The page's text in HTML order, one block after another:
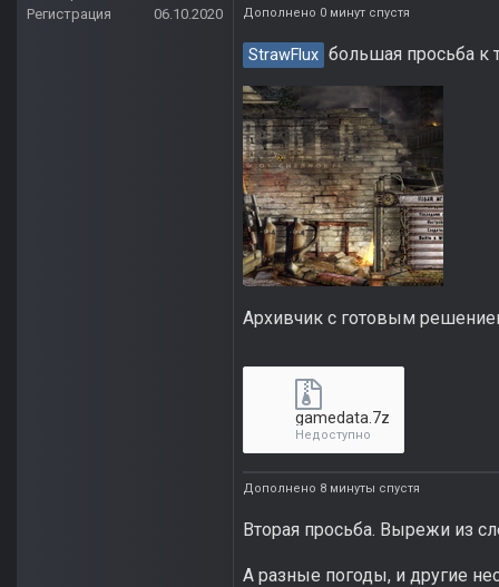
Регистрация
06.10.2020 Дополнено 0 минут спустя
StrawFlux большая просьба к
Архивчик с готовым
gamedata.7z
Недоступно
Дополнено 8 минуты спустя
Вторая просьба. Вырежи из
А разные погоды, и другие